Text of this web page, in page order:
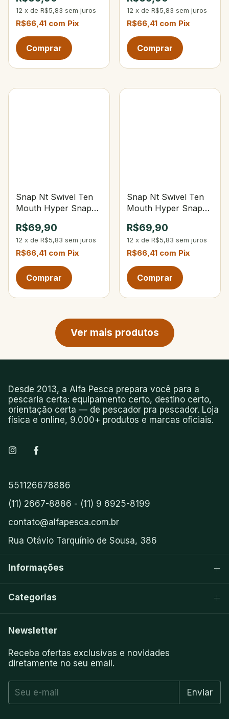
12 x de R$5,83 sem juros
R$66,41 com Pix
12 x de R$5,83 sem juros
R$66,41 com Pix
Snap Nt Swivel Ten
Mouth Hyper Snap
R$69,90
12 x de R$5,83 sem juros
R$66,41 com Pix
Snap Nt Swivel Ten
Mouth Hyper Snap
R$69,90
12 x de R$5,83 sem juros
R$66,41 com Pix
Ver mais produtos
Desde 2013, a Alfa Pesca prepara você para a
pescaria certa: equipamento certo, destino certo,
orientação certa — de pescador pra pescador. Loja
física e online, 9.000+ produtos e marcas oficiais.
551126678886
(11) 2667-8886 - (11) 9 6925-8199
contato@alfapesca.com.br
Rua Otávio Tarquínio de Sousa, 386
Informações
Categorias
Newsletter
Receba ofertas exclusivas e novidades
diretamente no seu email.